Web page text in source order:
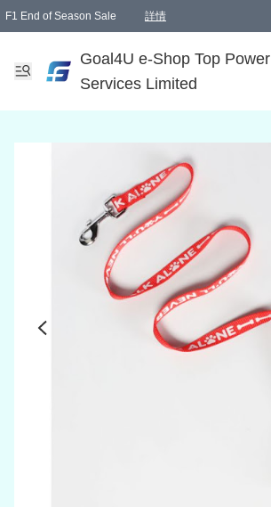
F1 End of Season Sale 詳情
Goal4U e-Shop Top Power
Services Limited